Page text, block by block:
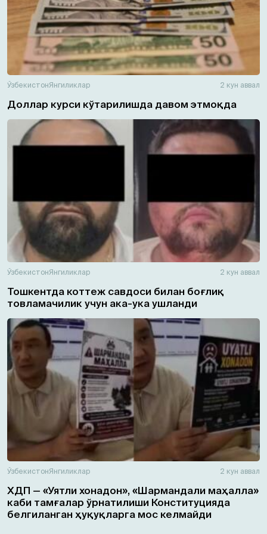
ЎзбекистонЯнгиликлар 2 кун аввал
Доллар курси кўтарилишда давом этмоқда
ЎзбекистонЯнгиликлар 2 кун аввал
Тошкентда коттеж савдоси билан боғлиқ
товламачилик учун ака-ука ушланди
ЎзбекистонЯнгиликлар 2 кун аввал
ХДП — «Уятли хонадон», «Шармандали маҳалла»
каби тамғалар ўрнатилиши Конституцияда
белгиланган ҳуқуқларга мос келмайди